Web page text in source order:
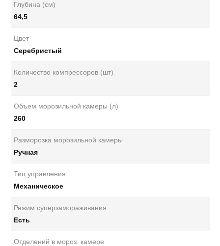
Глубина (см)
64,5
Цвет
Серебристый
Количество компрессоров (шт)
2
Объем морозильной камеры (л)
260
Разморозка морозильной камеры
Ручная
Тип управления
Механическое
Режим суперзамораживания
Есть
Отделений в мороз. камере